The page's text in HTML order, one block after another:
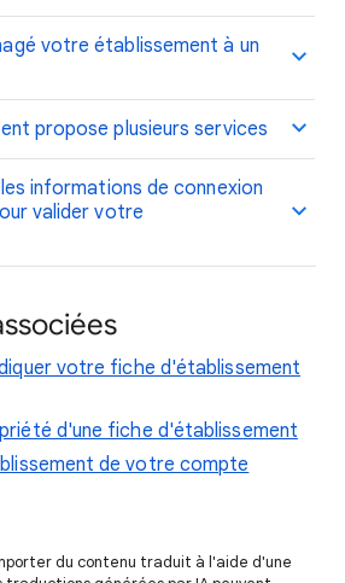
votre établissement à un
propose plusieurs services
informations de connexion
valider votre
votre fiche d'établissement
d'une fiche d'établissement
de votre compte
du contenu traduit à l'aide d'une